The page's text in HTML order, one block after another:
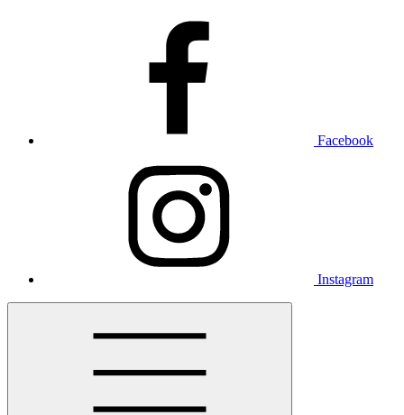
Facebook
Instagram